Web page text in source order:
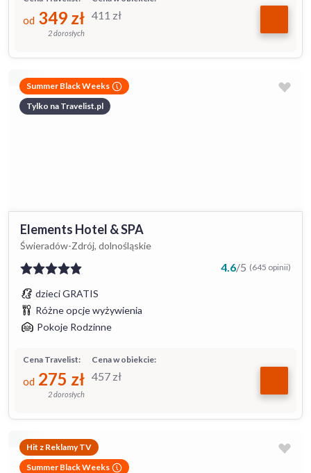
411 zł
od 349 zł
2 dorosłych
Summer Black Weeks
Tylko na Travelist.pl
Elements Hotel & SPA
Świeradów-Zdrój, dolnośląskie
4.6/5 (645 opinii)
dzieci GRATIS
Różne opcje wyżywienia
Pokoje Rodzinne
Cena w obiekcie:
457 zł
Cena Travelist:
od 275 zł
2 dorosłych
Hit z Reklamy TV
Summer Black Weeks